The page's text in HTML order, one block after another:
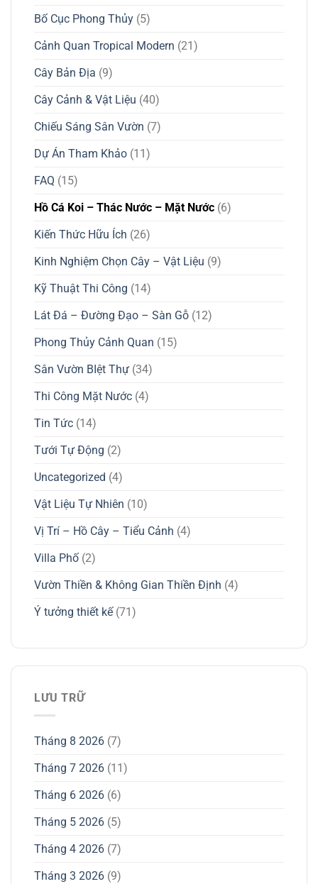
Bố Cục Phong Thủy (5)
Cảnh Quan Tropical Modern (21)
Cây Bản Địa (9)
Cây Cảnh & Vật Liệu (40)
Chiếu Sáng Sân Vườn (7)
Dự Án Tham Khảo (11)
FAQ (15)
Hồ Cá Koi – Thác Nước – Mặt Nước (6)
Kiến Thức Hữu Ích (26)
Kinh Nghiệm Chọn Cây – Vật Liệu (9)
Kỹ Thuật Thi Công (14)
Lát Đá – Đường Đạo – Sàn Gỗ (12)
Phong Thủy Cảnh Quan (15)
Sân Vườn BIệt Thự (34)
Thi Công Mặt Nước (4)
Tin Tức (14)
Tưới Tự Động (2)
Uncategorized (4)
Vật Liệu Tự Nhiên (10)
Vị Trí – Hồ Cây – Tiểu Cảnh (4)
Villa Phố(2)
Vườn Thiền & Không Gian Thiền Định (4)
Ý tưởng thiết kế(71)
LƯU TRỮ
Tháng 8 2026 (7)
Tháng 7 2026 (11)
Tháng 6 2026 (6)
Tháng 5 2026 (5)
Tháng 4 2026 (7)
Tháng 3 2026 (9)